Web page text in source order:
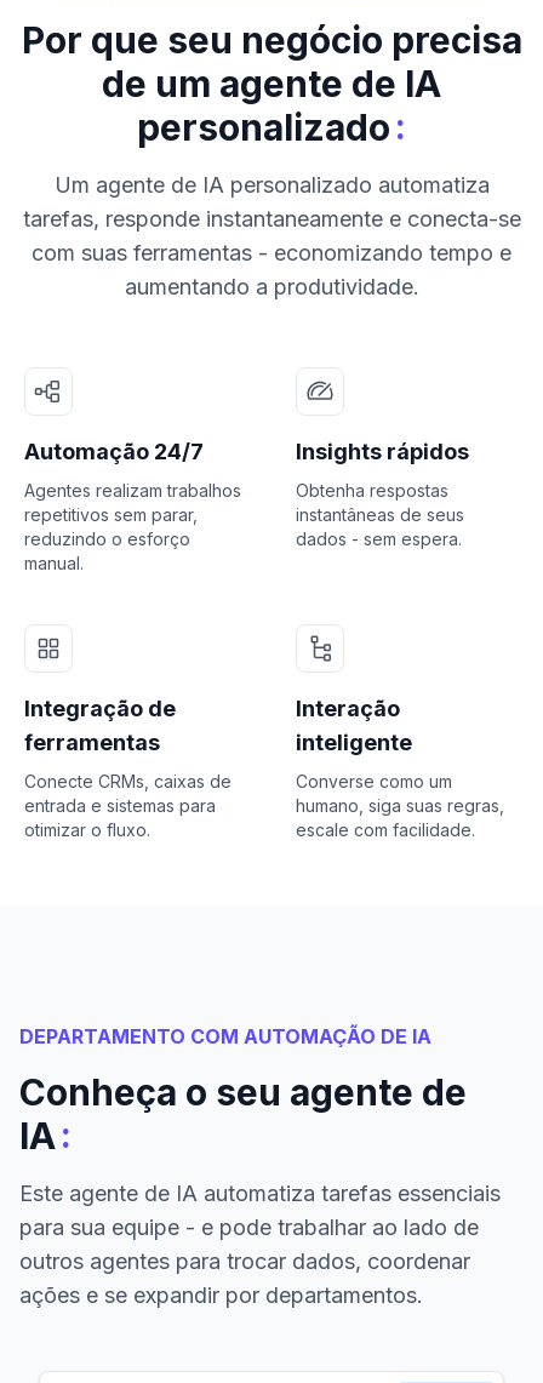
Por que seu negócio precisa
de um agente de IA
personalizado:
Um agente de IA personalizado automatiza
tarefas, responde instantaneamente e conecta-se
com suas ferramentas - economizando tempo e
aumentando a produtividade.
Automação 24/7
Agentes realizam trabalhos
repetitivos sem parar,
reduzindo o esforço
manual.
Insights rápidos
Obtenha respostas
instantâneas de seus
dados - sem espera.
Integração de
ferramentas
Conecte CRMs, caixas de
entrada e sistemas para
otimizar o fluxo.
Interação
inteligente
Converse como um
humano, siga suas regras,
escale com facilidade.
DEPARTAMENTO COM AUTOMAÇÃO DE IA
Conheça o seu agente de
IA:
Este agente de IA automatiza tarefas essenciais
para sua equipe - e pode trabalhar ao lado de
outros agentes para trocar dados, coordenar
ações e se expandir por departamentos.